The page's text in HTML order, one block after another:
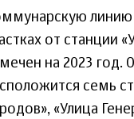
линию
от станции
на 2023 год.
семь
«Улица